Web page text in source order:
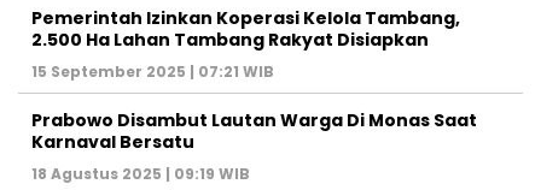
Pemerintah Izinkan Koperasi Kelola Tambang,
2.500 Ha Lahan Tambang Rakyat Disiapkan
15 September 2025 | 07:21 WIB
Prabowo Disambut Lautan Warga Di Monas Saat
Karnaval Bersatu
18 Agustus 2025 | 09:19 WIB